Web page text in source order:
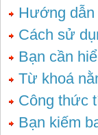
Hướng dẫn
Cách sử
Bạn cần
Từ khoá
Công thức
Bạn kiếm